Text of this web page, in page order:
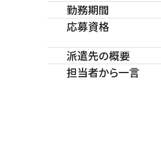
勤務期間
応募資格
派遣先の概要
担当者から一言